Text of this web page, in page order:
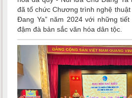
đã tổ chức Chương trình nghệ thuật
Đang Ya” năm 2024 với những tiết
đậm đà bản sắc văn hóa dân tộc.